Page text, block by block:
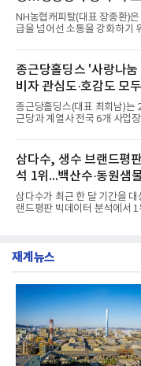
전문점을 직접 찾아 다니며 최
했다. 자극적이지 않으면서도
개운한 풍미를 더했으며, 국물
서도
NH농협캐피탈(대표 장종환)
급을 넘어선 소통을 강화하기
부터 30일까지 서울 원센티널
층에서 운영했다고 31일 밝혔
영지원부 홍보팀과 2026년 새
했으며, ▲팀장·부장(7.27), ▲
장·차장(7.29), ▲대리(7.30)
쳐 진행됐다.참고로 새로이(e)
세대들로(과장~계장) 구성된
반에 전파하는 역할
종근당홀딩스 '사랑나
비자 관심도·호감도 모
종근당홀딩스(대표 최희남)는
근당과 계열사 전국 6개 사업
인은 장마와 폭염, 여름휴가
드는 시기에 안정적 혈액 수급
문화를 확산하기 위해 마련됐
안공장을 시작으로 ▲효종연
산공장 ▲경보제약 아산본사
▲종근당 본사 등 전국 6개 사
으로 이어졌다.캠페인 기간에
증을 한국백혈병
삼다수, 생수 브랜드평
석 1위...백산수·동원샘
삼다수가 최근 한 달 기간을
랜드평판 빅데이터 분석에서
까지 수집된 소비자 빅데이터
터는 지난 4월(3,435,836건)
치다.연구소에 따르면 7월 생
다수, 백산수, 동원샘물, 스파
몽베스트, 크리스탈, 풀무원
진로 석수,
재계뉴스